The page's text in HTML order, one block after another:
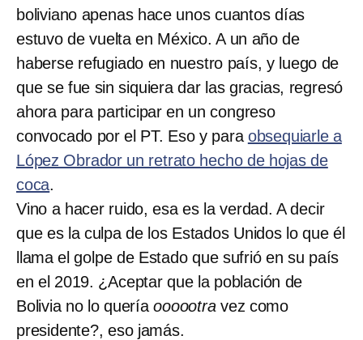
boliviano apenas hace unos cuantos días
estuvo de vuelta en México. A un año de
haberse refugiado en nuestro país, y luego de
que se fue sin siquiera dar las gracias, regresó
ahora para participar en un congreso
convocado por el PT. Eso y para obsequiarle a
López Obrador un retrato hecho de hojas de
coca.
Vino a hacer ruido, esa es la verdad. A decir
que es la culpa de los Estados Unidos lo que él
llama el golpe de Estado que sufrió en su país
en el 2019. ¿Aceptar que la población de
Bolivia no lo queríaoooootravez como
presidente?, eso jamás.